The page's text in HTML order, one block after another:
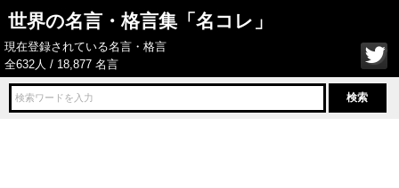
世界の名言・格言集「名コレ」
現在登録されている名言・格言
全632人 / 18,877 名言